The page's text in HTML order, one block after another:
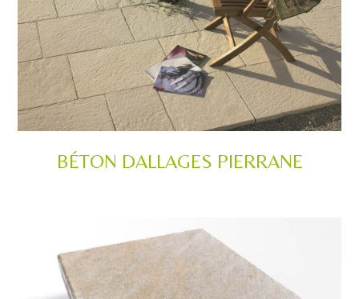
BÉTON DALLAGES PIERRANE